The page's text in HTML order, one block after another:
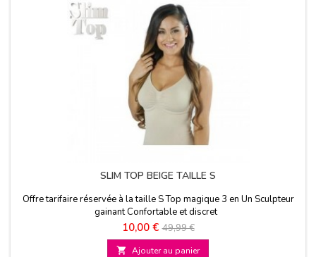
SLIM TOP BEIGE TAILLE S
Offre tarifaire réservée à la taille S Top magique 3 en Un Sculpteur
gainant Confortable et discret
Prix
10,00 € Prix
de
49,99 €
 Ajouter au panier